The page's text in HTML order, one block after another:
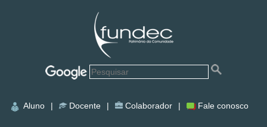
Aluno | Docente | Colaborador | Fale conosco